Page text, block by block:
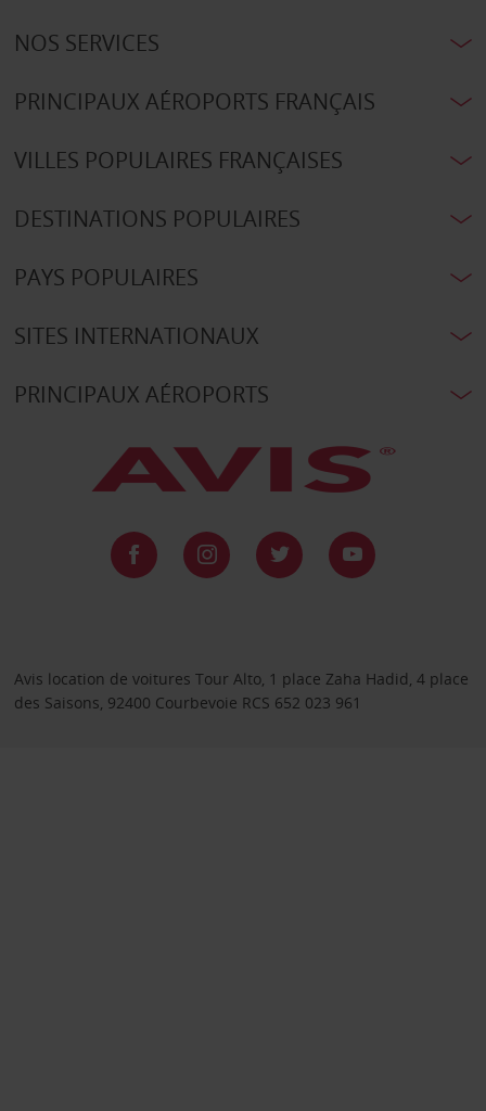
NOS SERVICES
PRINCIPAUX AÉROPORTS FRANÇAIS
VILLES POPULAIRES FRANÇAISES
DESTINATIONS POPULAIRES
PAYS POPULAIRES
SITES INTERNATIONAUX
PRINCIPAUX AÉROPORTS
Avis location de voitures Tour Alto, 1 place Zaha Hadid, 4 place
des Saisons, 92400 Courbevoie RCS 652 023 961